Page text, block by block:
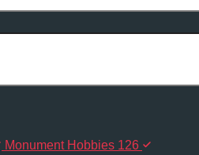
Monument Hobbies 126